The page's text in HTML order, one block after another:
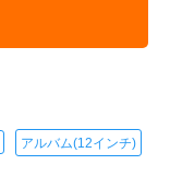
アルバム(12インチ)